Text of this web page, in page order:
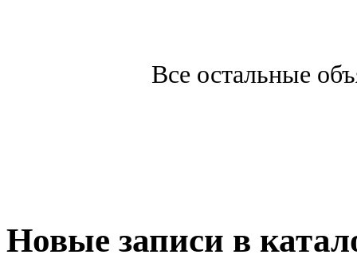
Все остальные
Новые записи в